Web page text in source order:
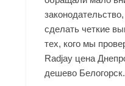
сделать четкие
тех, кого мы
Radjay цена
дешево